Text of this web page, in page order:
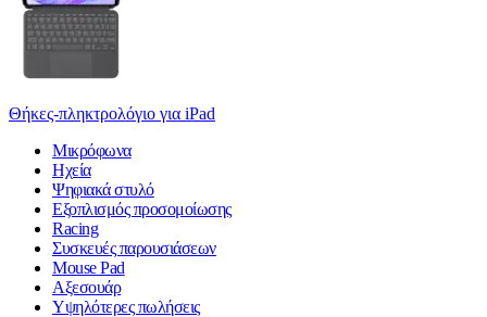
Θήκες-πληκτρολόγιο για iPad
Μικρόφωνα
Ηχεία
Ψηφιακά στυλό
Εξοπλισμός προσομοίωσης
Racing
Συσκευές παρουσιάσεων
Mouse Pad
Αξεσουάρ
Υψηλότερες πωλήσεις